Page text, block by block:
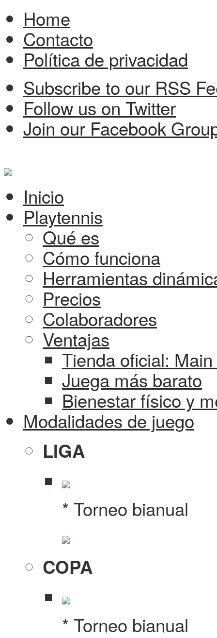
Home
Contacto
Política de privacidad
Subscribe to our RSS
Follow us on Twitter
Join our Facebook
Inicio
Playtennis
Qué es
Cómo funciona
Herramientas
Precios
Colaboradores
Ventajas
Tienda oficial:
Juega más barato
Bienestar físico y
Modalidades de juego
LIGA
* Torneo bianual
COPA
* Torneo bianual